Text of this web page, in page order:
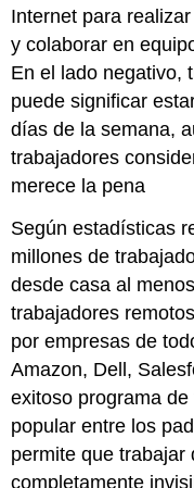
Internet para
y colaborar en
En el lado negativo,
puede significar
días de la semana,
trabajadores
merece la pena
Según estadísticas
millones de
desde casa al
trabajadores
por empresas de
Amazon, Dell,
exitoso programa
popular entre los
permite que trabajar
completamente